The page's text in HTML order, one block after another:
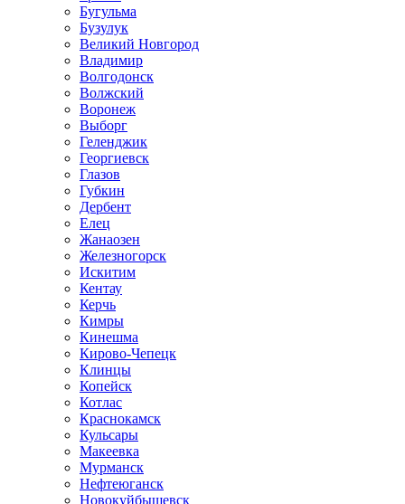
Бугульма
Бузулук
Великий Новгород
Владимир
Волгодонск
Волжский
Воронеж
Выборг
Геленджик
Георгиевск
Глазов
Губкин
Дербент
Елец
Жанаозен
Железногорск
Искитим
Кентау
Керчь
Кимры
Кинешма
Кирово-Чепецк
Клинцы
Копейск
Котлас
Краснокамск
Кульсары
Макеевка
Мурманск
Нефтеюганск
Новокуйбышевск